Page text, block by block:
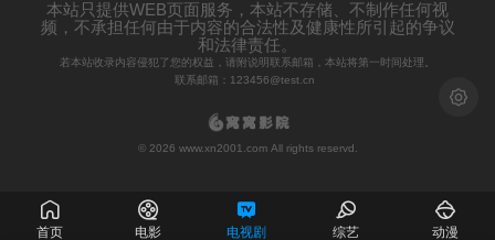
浅色模
本站只提供WEB页面服务，本站不存储、不制作任何视
频，不承担任何由于内容的合法性及健康性所引起的争议
和法律责任。
若本站收录内容侵犯了您的权益，请附说明联系邮箱，本站将第一时间处理。
联系邮箱：123456@test.cn
© 2026 www.xn2001.com All rights reservd.
首页 电影 电视剧 综艺 动漫